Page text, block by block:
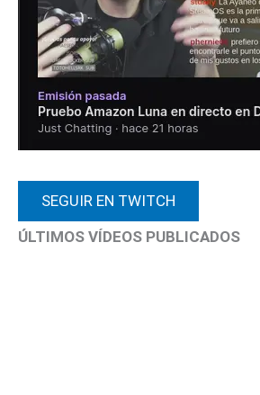
SEGUIR EN TWITCH
ÚLTIMOS VÍDEOS PUBLICADOS